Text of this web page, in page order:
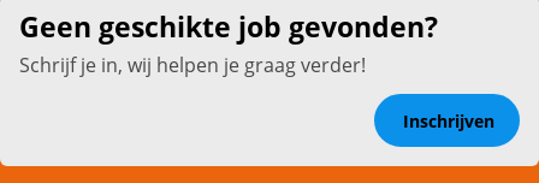
Geen geschikte job gevonden?
Schrijf je in, wij helpen je graag verder!
Inschrijven